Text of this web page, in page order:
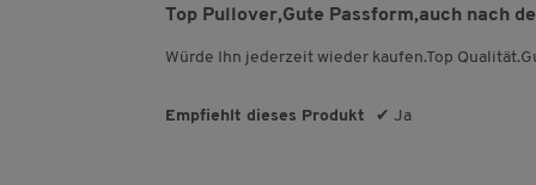
5
5
Top Pullover,Gute Passform,auch nach
Würde Ihn jederzeit wieder kaufen.Top
Empfiehlt dieses Produkt ✔ Ja